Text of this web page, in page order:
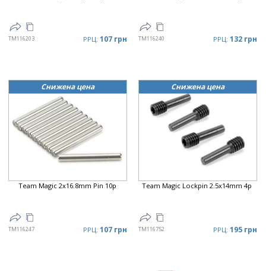
TM116203 РРЦ: 107 грн TM116240 РРЦ: 132 грн
Снижена цена
Team Magic 2x16.8mm Pin 10p
TM116247 РРЦ: 107 грн
Снижена цена
Team Magic Lockpin 2.5x14mm 4p
TM116752 РРЦ: 195 грн